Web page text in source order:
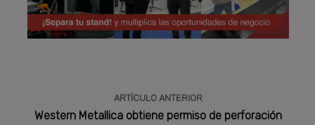
ARTÍCULO ANTERIOR
Western Metallica obtiene permiso de perforación